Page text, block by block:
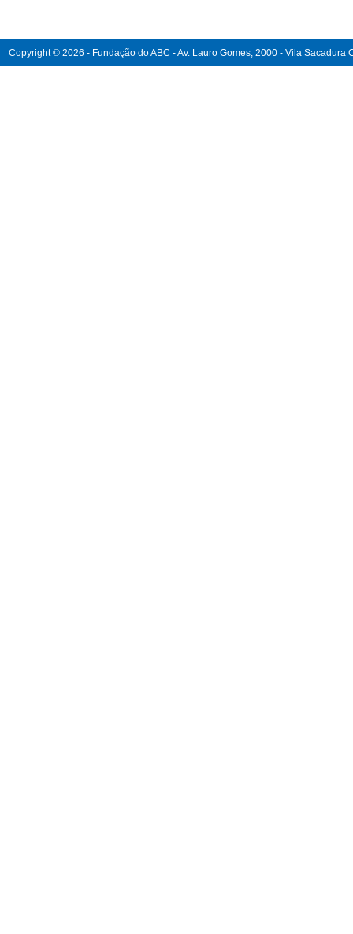
Copyright © 2026 - Fundação do ABC - Av. Lauro Gomes, 2000 - Vila